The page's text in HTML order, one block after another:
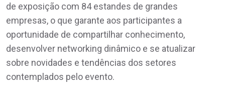
de exposição com 84 estandes de grandes
empresas, o que garante aos participantes a
oportunidade de compartilhar conhecimento,
desenvolver networking dinâmico e se atualizar
sobre novidades e tendências dos setores
contemplados pelo evento.